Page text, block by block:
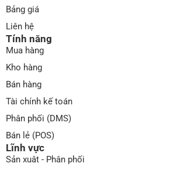
Bảng giá
Liên hệ
Tính năng
Mua hàng
Kho hàng
Bán hàng
Tài chính kế toán
Phân phối (DMS)
Bán lẻ (POS)
Lĩnh vực
Sản xuât - Phân phối